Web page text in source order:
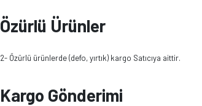
Özürlü Ürünler
2- Özürlü ürünlerde (defo, yırtık) kargo Satıcıya aittir.
Kargo Gönderimi